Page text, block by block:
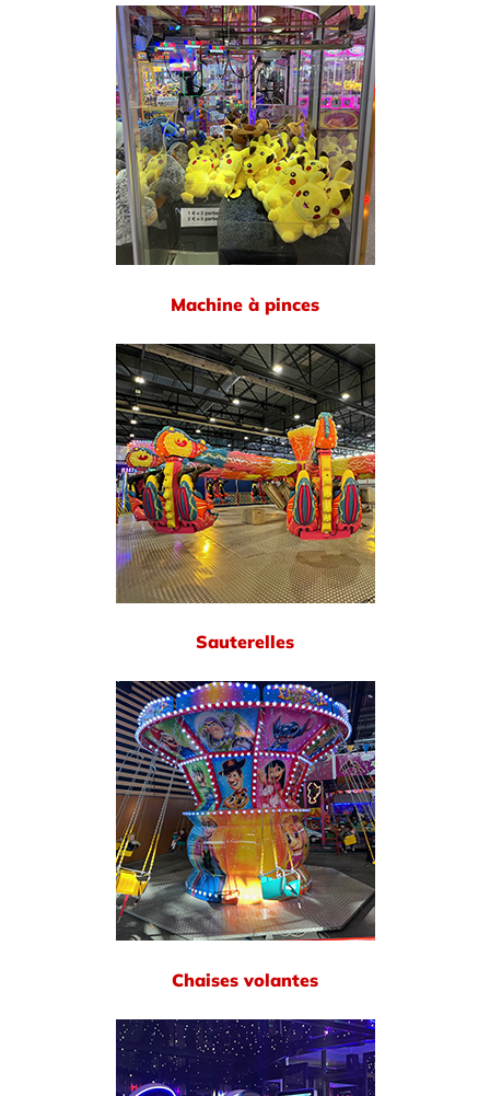
Machine à pinces
Sauterelles
Chaises volantes